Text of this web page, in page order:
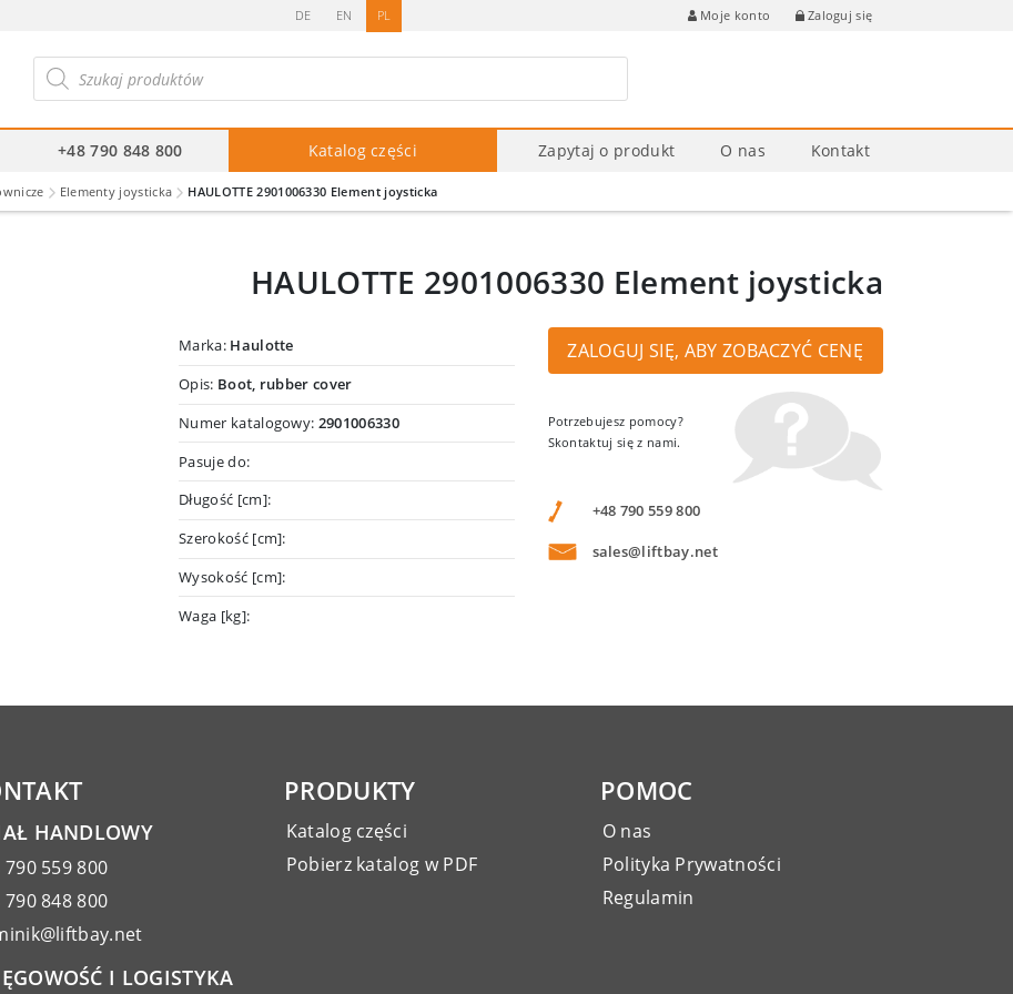
DE EN PL Moje konto Zaloguj się
+48 790 848 800 Katalog części Zapytaj o produkt O nas Kontakt
Elementy joysticka HAULOTTE 2901006330 Element joysticka
HAULOTTE 2901006330 Element joysticka
Marka: Haulotte
Opis: Boot, rubber cover
Numer katalogowy: 2901006330
Pasuje do:
Długość [cm]:
Szerokość [cm]:
Wysokość [cm]:
Waga [kg]:
ZALOGUJ SIĘ, ABY ZOBACZYĆ CENĘ
Potrzebujesz pomocy?
Skontaktuj się z nami.
+48 790 559 800
sales@liftbay.net
HANDLOWY
790 559 800
790 848 800
I LOGISTYKA
PRODUKTY
Katalog części
Pobierz katalog w PDF
POMOC
O nas
Polityka Prywatności
Regulamin